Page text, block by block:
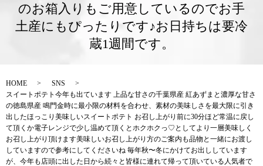
のお箱入りもご用意しているのでお手
土産にもぴったりです♪お日持ちは要冷
蔵1週間です。
HOME
SNS
スイートポテト今年も出ています 上品な甘さの千葉県産 紅あずまと濃厚な甘さ
の徳島県産 鳴門金時に最小限の材料を合わせ、素材の美味しさを最大限に引き
出したほっこり美味しいスイートポテト お召し上がり前に30分ほど常温に戻し
て頂くか電子レンジで少し温めて頂くとホクホクっ♡としてより一層美味しく
お召し上がり頂けます美味しいお召し上がり方のご案内も品物と一緒にお渡し
していますので参考にしてくださいね 毎年秋〜冬にかけてお出ししています
が、今年も店頭に出した日から続々と皆様に連れて帰って頂いている人気者で